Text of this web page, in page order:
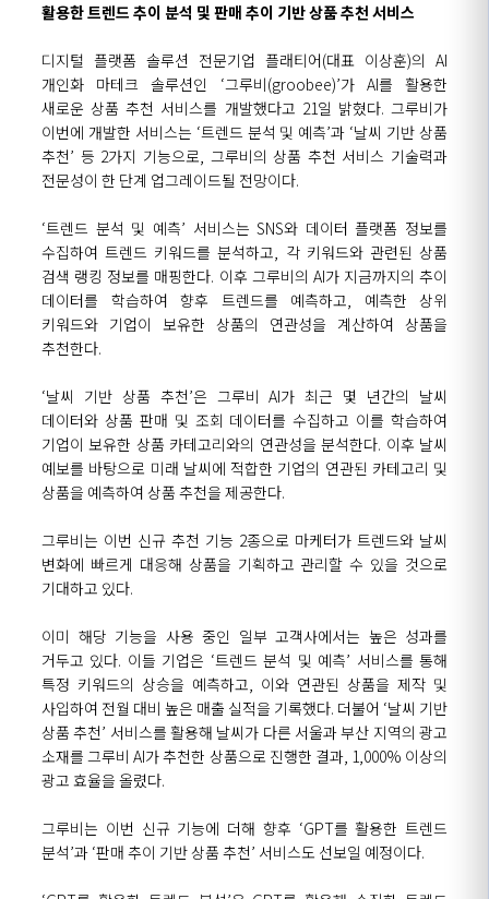
활용한 트렌드 추이 분석 및 판매 추이 기반 상품 추천 서비스
디지털 플랫폼 솔루션 전문기업 플래티어(대표 이상훈)의 AI
개인화 마테크 솔루션인 ‘그루비(groobee)’가 AI를 활용한
새로운 상품 추천 서비스를 개발했다고 21일 밝혔다. 그루비가
이번에 개발한 서비스는 ‘트렌드 분석 및 예측’과 ‘날씨 기반 상품
추천’ 등 2가지 기능으로, 그루비의 상품 추천 서비스 기술력과
전문성이 한 단계 업그레이드될 전망이다.
‘트렌드 분석 및 예측’ 서비스는 SNS와 데이터 플랫폼 정보를
수집하여 트렌드 키워드를 분석하고, 각 키워드와 관련된 상품
검색 랭킹 정보를 매핑한다. 이후 그루비의 AI가 지금까지의 추이
데이터를 학습하여 향후 트렌드를 예측하고,
예측한 상위
키워드와 기업이 보유한 상품의 연관성을 계산하여 상품을
추천한다.
‘날씨 기반 상품 추천’은 그루비AI가 최근 몇 년간의 날씨
데이터와 상품 판매 및 조회 데이터를 수집하고 이를 학습하여
기업이 보유한 상품 카테고리와의 연관성을 분석한다. 이후 날씨
예보를 바탕으로 미래 날씨에 적합한 기업의 연관된 카테고리 및
상품을 예측하여 상품 추천을 제공한다.
그루비는 이번 신규 추천 기능 2종으로 마케터가 트렌드와 날씨
변화에 빠르게 대응해 상품을 기획하고 관리할 수 있을 것으로
기대하고 있다.
이미 해당 기능을 사용 중인 일부 고객사에서는 높은 성과를
거두고 있다. 이들 기업은 ‘트렌드 분석 및 예측’ 서비스를 통해
특정 키워드의 상승을 예측하고, 이와 연관된 상품을 제작 및
사입하여 전월 대비 높은 매출 실적을 기록했다. 더불어 ‘날씨 기반
상품 추천’ 서비스를 활용해 날씨가 다른 서울과 부산 지역의 광고
소재를 그루비AI가 추천한 상품으로 진행한 결과, 1,000% 이상의
광고 효율을 올렸다.
그루비는 이번 신규 기능에 더해 향후 ‘GPT를 활용한 트렌드
분석’과 ‘판매 추이 기반 상품 추천’ 서비스도 선보일 예정이다.